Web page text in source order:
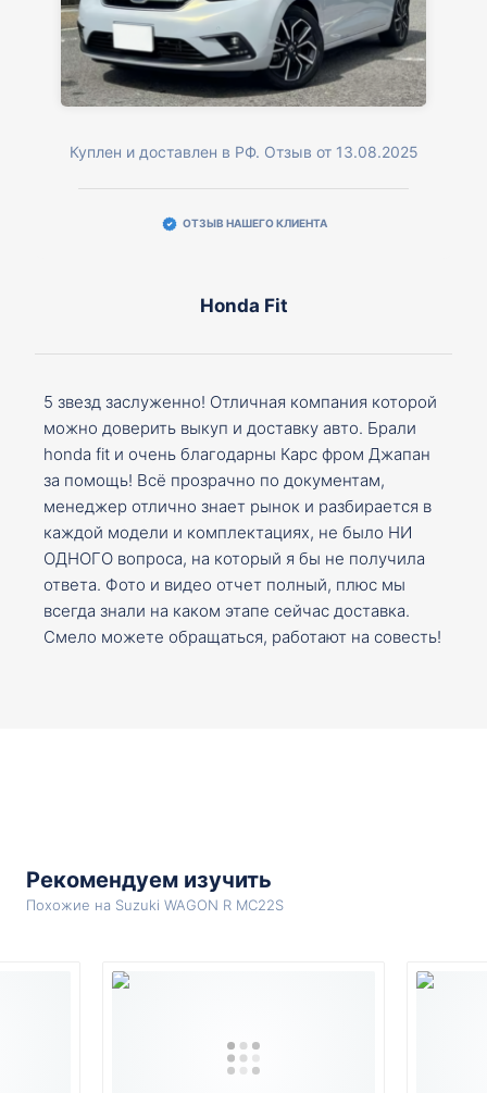
Куплен и доставлен в РФ. Отзыв от 13.08.2025
ОТЗЫВ НАШЕГО КЛИЕНТА
Honda Fit
5 звезд заслуженно! Отличная компания которой
можно доверить выкуп и доставку авто. Брали
honda fit и очень благодарны Карс фром Джапан
за помощь! Всё прозрачно по документам,
менеджер отлично знает рынок и разбирается в
каждой модели и комплектациях, не было НИ
ОДНОГО вопроса, на который я бы не получила
ответа. Фото и видео отчет полный, плюс мы
всегда знали на каком этапе сейчас доставка.
Смело можете обращаться, работают на совесть!
Рекомендуем изучить
Похожие на Suzuki WAGON R MC22S